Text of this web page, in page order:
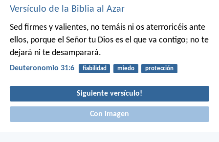
Versículo de la Biblia al Azar
Sed firmes y valientes, no temáis ni os aterroricéis ante
ellos, porque el Señor tu Dios es el que va contigo; no te
dejará ni te desamparará.
Deuteronomio 31:6 fiabilidad miedo protección
Siguiente versículo!
Con imagen